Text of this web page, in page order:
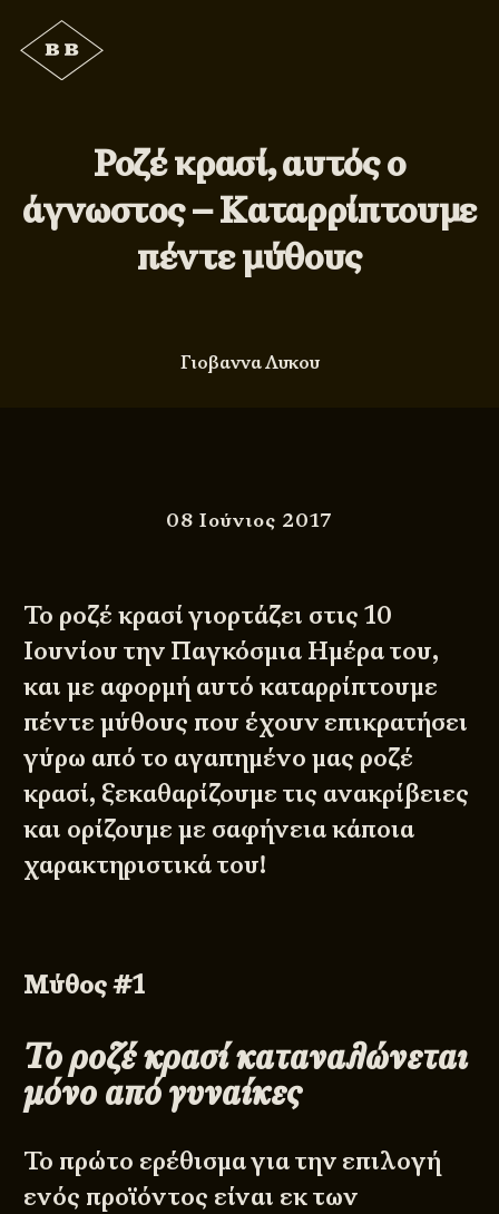
Ροζέ κρασί, αυτός ο
άγνωστος – Καταρρίπτουμε
πέντε μύθους
Γιοβαννα Λυκου
08 Ιούνιος 2017
Το ροζέ κρασί γιορτάζει στις 10
Ιουνίου την Παγκόσμια Ημέρα του,
και με αφορμή αυτό καταρρίπτουμε
πέντε μύθους που έχουν επικρατήσει
γύρω από το αγαπημένο μας ροζέ
κρασί, ξεκαθαρίζουμε τις ανακρίβειες
και ορίζουμε με σαφήνεια κάποια
χαρακτηριστικά του!
Μύθος #1
Το ροζέ κρασί καταναλώνεται
μόνο από γυναίκες
Το πρώτο ερέθισμα για την επιλογή
ενός προϊόντος είναι εκ των